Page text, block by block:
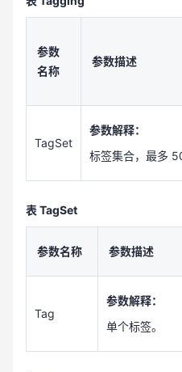
参数
名称
参数描述
TagSet
参数解释：
标签集合，最多
表 TagSet
参数名称 参数描述
Tag
参数解释：
单个标签。